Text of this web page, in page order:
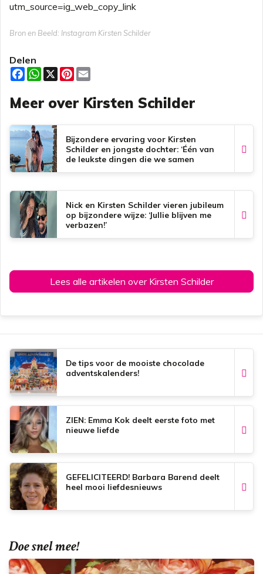
utm_source=ig_web_copy_link
Bron en Beeld: Instagram Kirsten Schilder
Delen
F
a
e
b
o
k
W
h
t
s
p
p
X
P
t
e
e
s
t
i
l
Meer over Kirsten Schilder
Bijzondere ervaring voor Kirsten
Schilder en jongste dochter: ‘Één van
de leukste dingen die we samen
Nick en Kirsten Schilder vieren jubileum
op bijzondere wijze: ‘Jullie blijven me
verbazen!’
Lees alle artikelen over Kirsten Schilder
De tips voor de mooiste chocolade
adventskalenders!
ZIEN: Emma Kok deelt eerste foto met
nieuwe liefde
GEFELICITEERD! Barbara Barend deelt
heel mooi liefdesnieuws
Doe snel mee!